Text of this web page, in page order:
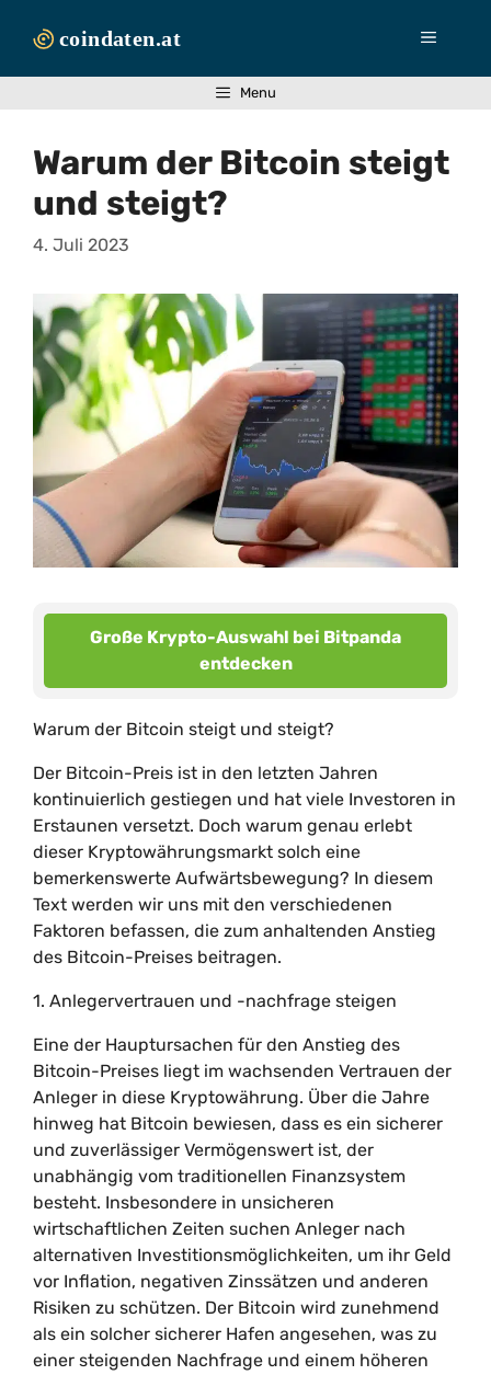
Inhalt
Menü
Menu
Warum der Bitcoin steigt
und steigt?
4. Juli 2023
Große Krypto-Auswahl bei Bitpanda
entdecken
Warum der Bitcoin steigt und steigt?
Der Bitcoin-Preis ist in den letzten Jahren
kontinuierlich gestiegen und hat viele Investoren in
Erstaunen versetzt. Doch warum genau erlebt
dieser Kryptowährungsmarkt solch eine
bemerkenswerte Aufwärtsbewegung? In diesem
Text werden wir uns mit den verschiedenen
Faktoren befassen, die zum anhaltenden Anstieg
des Bitcoin-Preises beitragen.
1. Anlegervertrauen und -nachfrage steigen
Eine der Hauptursachen für den Anstieg des
Bitcoin-Preises liegt im wachsenden Vertrauen der
Anleger in diese Kryptowährung. Über die Jahre
hinweg hat Bitcoin bewiesen, dass es ein sicherer
und zuverlässiger Vermögenswert ist, der
unabhängig vom traditionellen Finanzsystem
besteht. Insbesondere in unsicheren
wirtschaftlichen Zeiten suchen Anleger nach
alternativen Investitionsmöglichkeiten, um ihr Geld
vor Inflation, negativen Zinssätzen und anderen
Risiken zu schützen. Der Bitcoin wird zunehmend
als ein solcher sicherer Hafen angesehen, was zu
einer steigenden Nachfrage und einem höheren